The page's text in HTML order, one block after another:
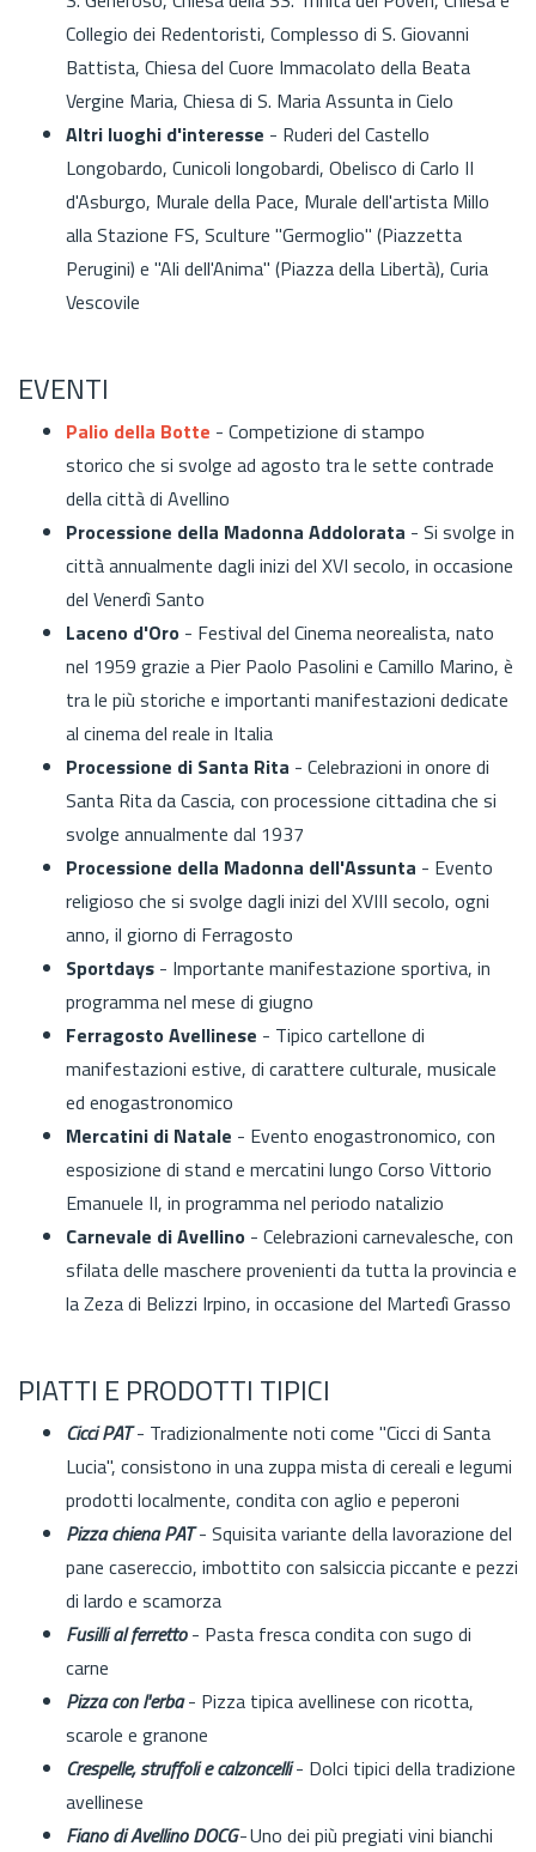
Collegio dei Redentoristi, Complesso di S. Giovanni
Battista, Chiesa del Cuore Immacolato della Beata
Vergine Maria, Chiesa di S. Maria Assunta in Cielo
Altri luoghi d'interesse - Ruderi del Castello
Longobardo, Cunicoli longobardi, Obelisco di Carlo II
d'Asburgo, Murale della Pace, Murale dell'artista Millo
alla Stazione FS, Sculture "Germoglio" (Piazzetta
Perugini) e "Ali dell'Anima" (Piazza della Libertà), Curia
Vescovile
EVENTI
Palio della Botte - Competizione di stampo
storico che si svolge ad agosto tra le sette contrade
della città di Avellino
Processione della Madonna Addolorata - Si svolge in
città annualmente dagli inizi del XVI secolo, in occasione
del Venerdì Santo
Laceno d'Oro - Festival del Cinema neorealista, nato
nel 1959 grazie a Pier Paolo Pasolini e Camillo Marino, è
tra le più storiche e importanti manifestazioni dedicate
al cinema del reale in Italia
Processione di Santa Rita - Celebrazioni in onore di
Santa Rita da Cascia, con processione cittadina che si
svolge annualmente dal 1937
Processione della Madonna dell'Assunta - Evento
religioso che si svolge dagli inizi del XVIII secolo, ogni
anno, il giorno di Ferragosto
Sportdays - Importante manifestazione sportiva, in
programma nel mese di giugno
Ferragosto Avellinese - Tipico cartellone di
manifestazioni estive, di carattere culturale, musicale
ed enogastronomico
Mercatini di Natale - Evento enogastronomico, con
esposizione di stand e mercatini lungo Corso Vittorio
Emanuele II, in programma nel periodo natalizio
Carnevale di Avellino - Celebrazioni carnevalesche, con
sfilata delle maschere provenienti da tutta la provincia e
la Zeza di Belizzi Irpino, in occasione del Martedì Grasso
PIATTI E PRODOTTI TIPICI
Cicci PAT- Tradizionalmente noti come "Cicci di Santa
Lucia", consistono in una zuppa mista di cereali e legumi
prodotti localmente, condita con aglio e peperoni
Pizza chiena PAT- Squisita variante della lavorazione del
pane casereccio, imbottito con salsiccia piccante e pezzi
di lardo e scamorza
Fusilli al ferretto- Pasta fresca condita con sugo di
carne
Pizza con l'erba- Pizza tipica avellinese con ricotta,
scarole e granone
Crespelle, struffoli e calzoncelli - Dolci tipici della tradizione
avellinese
Fiano di Avellino DOCG- Uno dei più pregiati vini bianchi